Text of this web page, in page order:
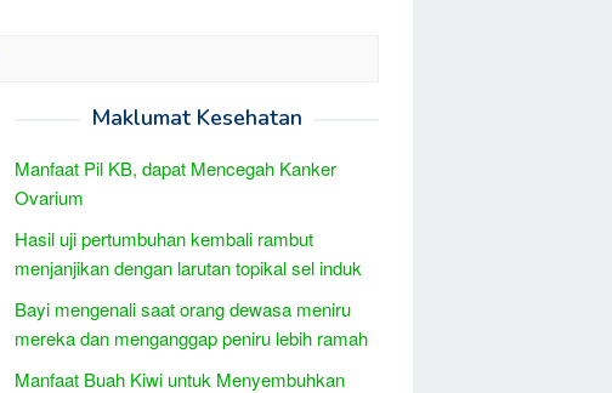
Maklumat Kesehatan
Manfaat Pil KB, dapat Mencegah Kanker
Ovarium
Hasil uji pertumbuhan kembali rambut
menjanjikan dengan larutan topikal sel induk
Bayi mengenali saat orang dewasa meniru
mereka dan menganggap peniru lebih ramah
Manfaat Buah Kiwi untuk Menyembuhkan